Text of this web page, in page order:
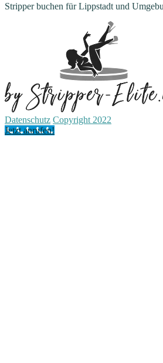
Stripper buchen für Lippstadt und
Datenschutz Copyright 2022
Jetzt anrufen!